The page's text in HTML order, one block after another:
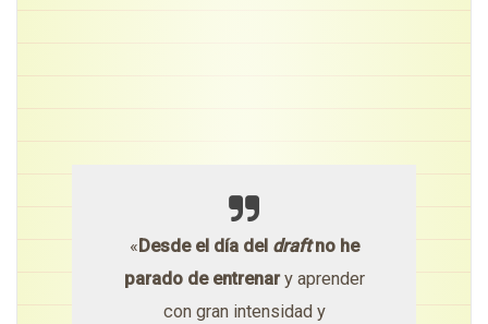
« Desde el día del draftno he
parado de entrenary aprender
con gran intensidad y